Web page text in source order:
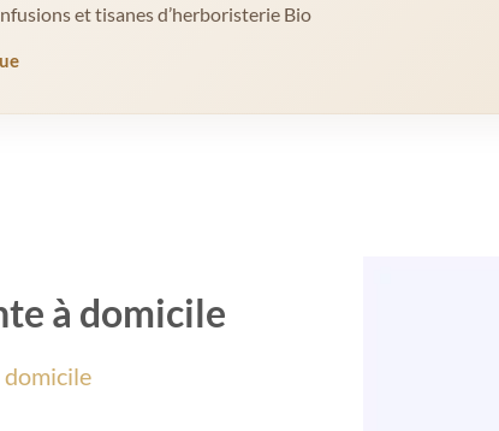
et tisanes d’herboristerie Bio
à domicile
domicile